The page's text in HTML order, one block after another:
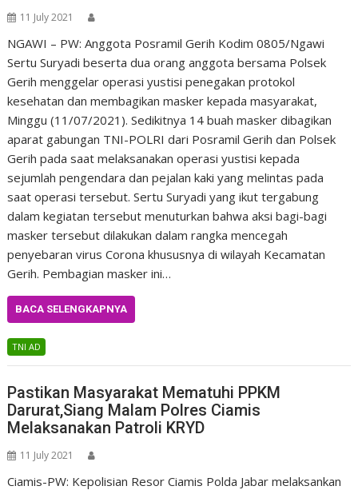
11 July 2021
NGAWI – PW: Anggota Posramil Gerih Kodim 0805/Ngawi
Sertu Suryadi beserta dua orang anggota bersama Polsek
Gerih menggelar operasi yustisi penegakan protokol
kesehatan dan membagikan masker kepada masyarakat,
Minggu (11/07/2021). Sedikitnya 14 buah masker dibagikan
aparat gabungan TNI-POLRI dari Posramil Gerih dan Polsek
Gerih pada saat melaksanakan operasi yustisi kepada
sejumlah pengendara dan pejalan kaki yang melintas pada
saat operasi tersebut. Sertu Suryadi yang ikut tergabung
dalam kegiatan tersebut menuturkan bahwa aksi bagi-bagi
masker tersebut dilakukan dalam rangka mencegah
penyebaran virus Corona khususnya di wilayah Kecamatan
Gerih. Pembagian masker ini…
BACA SELENGKAPNYA
TNI AD
Pastikan Masyarakat Mematuhi PPKM
Darurat,Siang Malam Polres Ciamis
Melaksanakan Patroli KRYD
11 July 2021
Ciamis-PW: Kepolisian Resor Ciamis Polda Jabar melaksankan